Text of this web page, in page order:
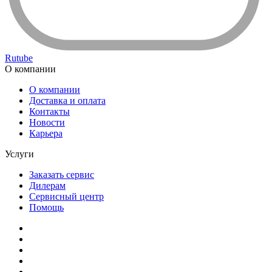
Rutube
О компании
О компании
Доставка и оплата
Контакты
Новости
Карьера
Услуги
Заказать сервис
Дилерам
Сервисный центр
Помощь